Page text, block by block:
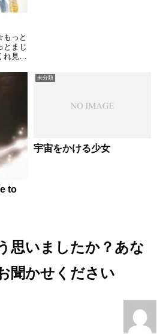
っと
とまじ
見れ
チュー
んど
はハ
ー
to
未分類
宇宙をかける少女
思いましたか？あな
聞かせください